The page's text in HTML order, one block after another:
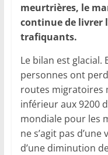
meurtrières, le
continue de livrer
trafiquants.
Le bilan est glacial.
personnes ont
routes migratoires
inférieur aux 9200
mondiale pour les
ne s’agit pas
d’une diminution